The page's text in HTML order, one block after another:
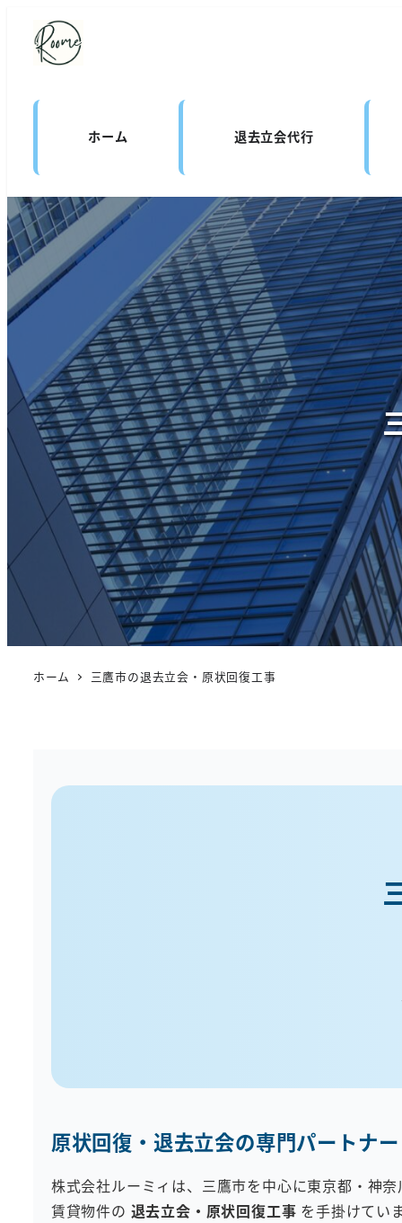
ホーム 退去立会代行
ホーム 三鷹市の退去立会・原状回復工事
原状回復・退去立会の専門パートナー
株式会社ルーミィは、三鷹市を中心に東京都・神奈
賃貸物件の 退去立会・原状回復工事 を手掛けていま